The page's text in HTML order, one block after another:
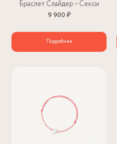
Браслет Слайдер – Секси
9 900 ₽
Подробнее